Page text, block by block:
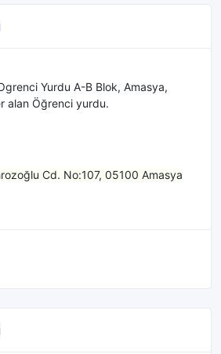
Yurdu A-B Blok, Amasya,
alan Öğrenci yurdu.
Cd. No:107, 05100 Amasya